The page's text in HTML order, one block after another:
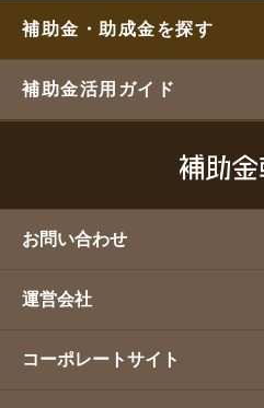
補助金・助成金を探す
補助金活用ガイド
お問い合わせ
運営会社
コーポレートサイト